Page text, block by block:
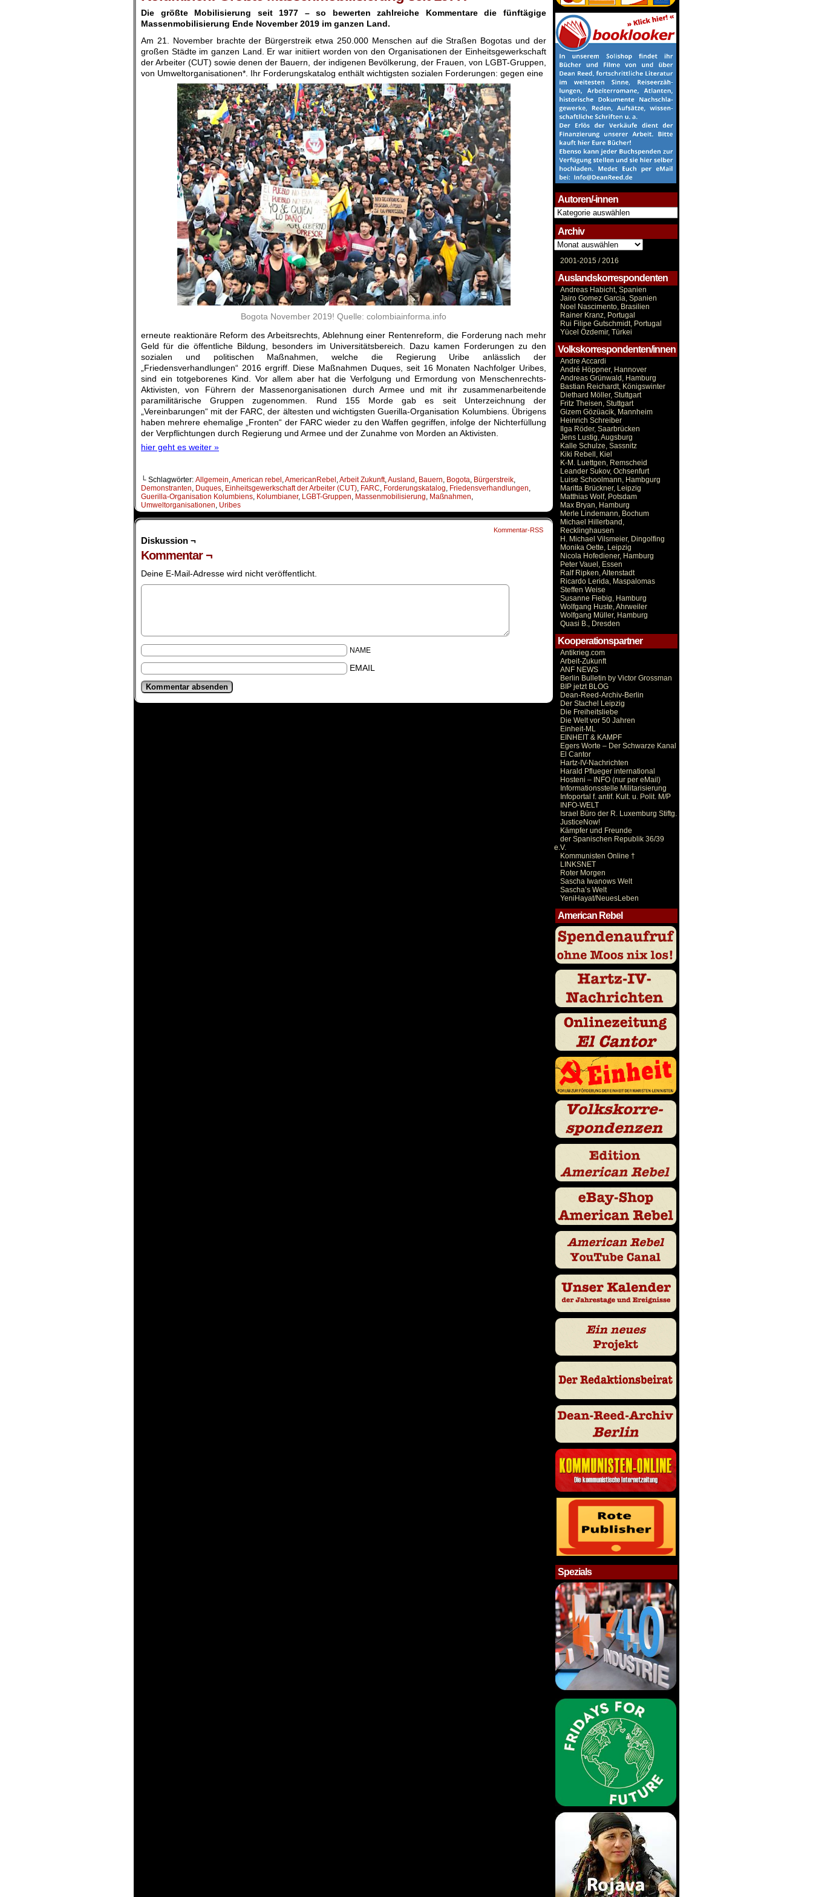
Die größte Mobilisierung seit 1977 – so bewerten zahlreiche Kommentare die fünftägige
Massenmobilisierung Ende November 2019 im ganzen Land.
Am 21. November brachte der Bürgerstreik etwa 250.000 Menschen auf die Straßen Bogotas und der
großen Städte im ganzen Land. Er war initiiert worden von den Organisationen der Einheitsgewerkschaft
der Arbeiter (CUT) sowie denen der Bauern, der indigenen Bevölkerung, der Frauen, von LGBT-Gruppen,
von Umweltorganisationen*. Ihr Forderungskatalog enthält wichtigsten sozialen Forderungen: gegen eine
Bogota November 2019! Quelle: colombiainforma.info
erneute reaktionäre Reform des Arbeitsrechts, Ablehnung einer Rentenreform, die Forderung nach mehr
Geld für die öffentliche Bildung, besonders im Universitätsbereich. Dazu kamen Forderungen zu den
sozialen und politischen Maßnahmen, welche die Regierung Uribe anlässlich der
„Friedensverhandlungen“ 2016 ergriff. Diese Maßnahmen Duques, seit 16 Monaten Nachfolger Uribes,
sind ein totgeborenes Kind. Vor allem aber hat die Verfolgung und Ermordung von Menschenrechts-
Aktivisten, von Führern der Massenorganisationen durch Armee und mit ihr zusammenarbeitende
paramilitärische Gruppen zugenommen. Rund 155 Morde gab es seit Unterzeichnung der
„Vereinbarungen“ mit der FARC, der ältesten und wichtigsten Guerilla-Organisation Kolumbiens. Übrigens
haben mehrere ehemalige „Fronten“ der FARC wieder zu den Waffen gegriffen, infolge der Nichterfüllung
der Verpflichtungen durch Regierung und Armee und der Zunahme von Morden an Aktivisten.
hier geht es weiter »
└ Schlagwörter: Allgemein,American rebel ,AmericanRebel ,Arbeit Zukunft,Ausland , Bauern, Bogota, Bürgerstreik,
Demonstranten, Duques, Einheitsgewerkschaft der Arbeiter (CUT), FARC, Forderungskatalog, Friedensverhandlungen,
Guerilla-Organisation Kolumbiens, Kolumbianer, LGBT-Gruppen, Massenmobilisierung, Maßnahmen,
Umweltorganisationen, Uribes
Kommentar-RSS
Diskussion ¬
Kommentar ¬
Deine E-Mail-Adresse wird nicht veröffentlicht.
NAME
EMAIL
Autoren/-innen
Autoren/-
innen
Archiv
Archiv
2001-2015 /2016
Auslandskorrespondenten
Andreas Habicht, Spanien
Jairo Gomez Garcia, Spanien
Noel Nascimento, Brasilien
Rainer Kranz, Portugal
Rui Filipe Gutschmidt, Portugal
Yücel Özdemir, Türkei
Volkskorrespondenten/innen
Andre Accardi
André Höppner, Hannover
Andreas Grünwald, Hamburg
Bastian Reichardt, Königswinter
Diethard Möller, Stuttgart
Fritz Theisen, Stuttgart
Gizem Gözüacik, Mannheim
Heinrich Schreiber
Ilga Röder, Saarbrücken
Jens Lustig, Augsburg
Kalle Schulze, Sassnitz
Kiki Rebell, Kiel
K-M. Luettgen, Remscheid
Leander Sukov, Ochsenfurt
Luise Schoolmann, Hambgurg
Maritta Brückner, Leipzig
Matthias Wolf, Potsdam
Max Bryan, Hamburg
Merle Lindemann, Bochum
Michael Hillerband,
Recklinghausen
H. Michael Vilsmeier, Dingolfing
Monika Oette, Leipzig
Nicola Hofediener, Hamburg
Peter Vauel, Essen
Ralf Ripken, Altenstadt
Ricardo Lerida, Maspalomas
Steffen Weise
Susanne Fiebig, Hamburg
Wolfgang Huste, Ahrweiler
Wolfgang Müller, Hamburg
Quasi B., Dresden
Kooperationspartner
Antikrieg.com
Arbeit-Zukunft
ANF NEWS
Berlin Bulletin by Victor Grossman
BIP jetzt BLOG
Dean-Reed-Archiv-Berlin
Der Stachel Leipzig
Die Freiheitsliebe
Die Welt vor 50 Jahren
Einheit-ML
EINHEIT & KAMPF
Egers Worte – Der Schwarze Kanal
El Cantor
Hartz-IV-Nachrichten
Harald Pflueger international
Hosteni – INFO (nur per eMail)
Informationsstelle Militarisierung
Infoportal f. antif. Kult. u. Polit. M/P
INFO-WELT
Israel Büro der R. Luxemburg Stiftg.
JusticeNow!
Kämpfer und Freunde
der Spanischen Republik 36/39
e.V.
Kommunisten Online †
LINKSNET
Roter Morgen
Sascha Iwanows Welt
Sascha’s Welt
YeniHayat/NeuesLeben
American Rebel
Spezials